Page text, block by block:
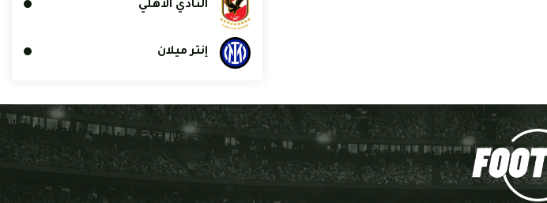
النادي الأهلي
إنتر ميلان